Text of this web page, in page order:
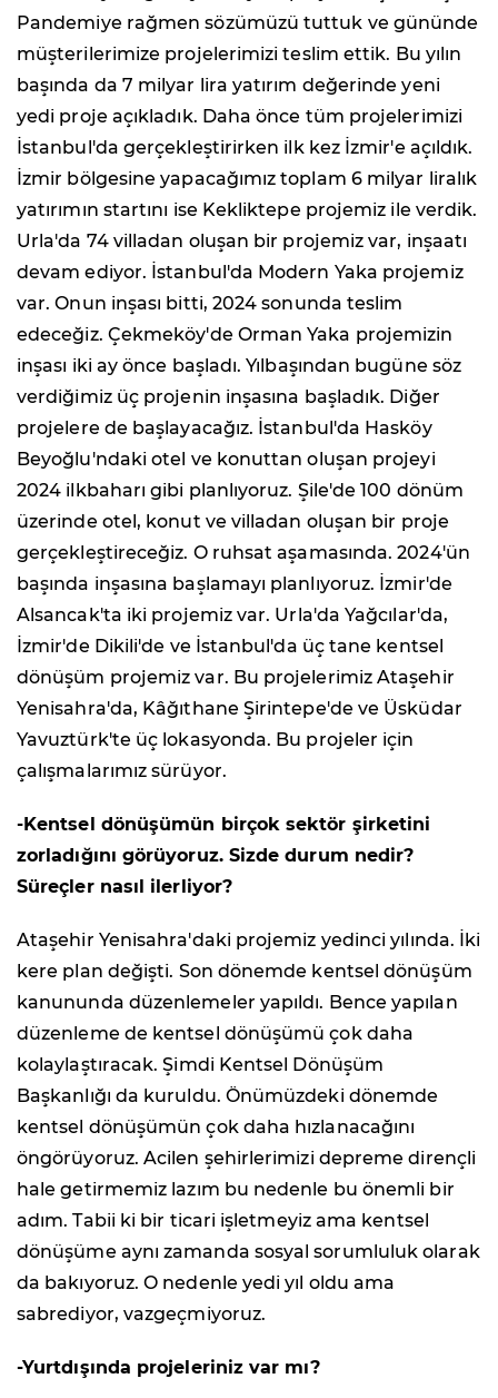
Pandemiye rağmen sözümüzü tuttuk ve gününde
müşterilerimize projelerimizi teslim ettik. Bu yılın
başında da 7 milyar lira yatırım değerinde yeni
yedi proje açıkladık. Daha önce tüm projelerimizi
İstanbul'da gerçekleştirirken ilk kez İzmir'e açıldık.
İzmir bölgesine yapacağımız toplam 6 milyar liralık
yatırımın startını ise Kekliktepe projemiz ile verdik.
Urla'da 74 villadan oluşan bir projemiz var, inşaatı
devam ediyor. İstanbul'da Modern Yaka projemiz
var. Onun inşası bitti, 2024 sonunda teslim
edeceğiz. Çekmeköy'de Orman Yaka projemizin
inşası iki ay önce başladı. Yılbaşından bugüne söz
verdiğimiz üç projenin inşasına başladık. Diğer
projelere de başlayacağız. İstanbul'da Hasköy
Beyoğlu'ndaki otel ve konuttan oluşan projeyi
2024 ilkbaharı gibi planlıyoruz. Şile'de 100 dönüm
üzerinde otel, konut ve villadan oluşan bir proje
gerçekleştireceğiz. O ruhsat aşamasında. 2024'ün
başında inşasına başlamayı planlıyoruz. İzmir'de
Alsancak'ta iki projemiz var. Urla'da Yağcılar'da,
İzmir'de Dikili'de ve İstanbul'da üç tane kentsel
dönüşüm projemiz var. Bu projelerimiz Ataşehir
Yenisahra'da, Kâğıthane Şirintepe'de ve Üsküdar
Yavuztürk'te üç lokasyonda. Bu projeler için
çalışmalarımız sürüyor.
-Kentsel dönüşümün birçok sektör şirketini
zorladığını görüyoruz. Sizde durum nedir?
Süreçler nasıl ilerliyor?
Ataşehir Yenisahra'daki projemiz yedinci yılında. İki
kere plan değişti. Son dönemde kentsel dönüşüm
kanununda düzenlemeler yapıldı. Bence yapılan
düzenleme de kentsel dönüşümü çok daha
kolaylaştıracak. Şimdi Kentsel Dönüşüm
Başkanlığı da kuruldu. Önümüzdeki dönemde
kentsel dönüşümün çok daha hızlanacağını
öngörüyoruz. Acilen şehirlerimizi depreme dirençli
hale getirmemiz lazım bu nedenle bu önemli bir
adım. Tabii ki bir ticari işletmeyiz ama kentsel
dönüşüme aynı zamanda sosyal sorumluluk olarak
da bakıyoruz. O nedenle yedi yıl oldu ama
sabrediyor, vazgeçmiyoruz.
-Yurtdışında projeleriniz var mı?